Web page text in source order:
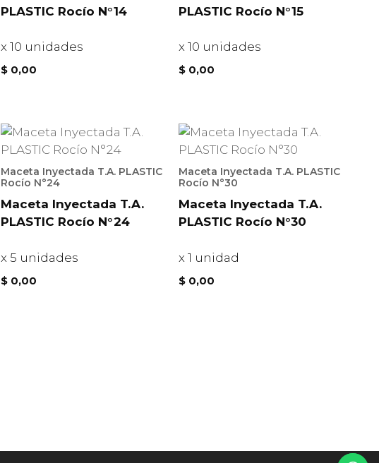
PLASTIC Rocío N°14
x 10 unidades
$ 0,00
PLASTIC Rocío N°15
x 10 unidades
$ 0,00
Maceta Inyectada T.A. PLASTIC
Rocío N°24
Maceta Inyectada T.A.
PLASTIC Rocío N°24
x 5 unidades
$ 0,00
Maceta Inyectada T.A. PLASTIC
Rocío N°30
Maceta Inyectada T.A.
PLASTIC Rocío N°30
x 1 unidad
$ 0,00